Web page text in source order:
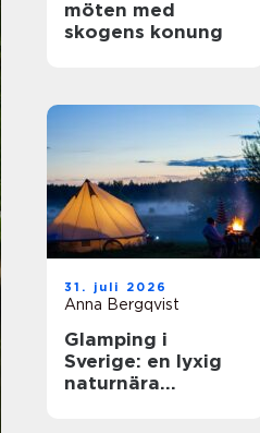
möten med
skogens konung
31. juli 2026
Anna Bergqvist
Glamping i
Sverige: en lyxig
naturnära